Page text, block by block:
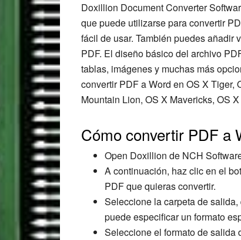
Doxillion Document Converter
que puede utilizarse para convertir
fácil de usar. También puedes añadir
PDF. El diseño básico del archivo
tablas, imágenes y muchas más
convertir PDF a Word en OS X Tiger,
Mountain Lion, OS X Mavericks, OS
Cómo convertir PDF a
Open Doxillion de NCH
A continuación, haz clic en el
PDF que quieras convertir.
Seleccione la carpeta de
puede especificar un formato
Seleccione el formato de salida